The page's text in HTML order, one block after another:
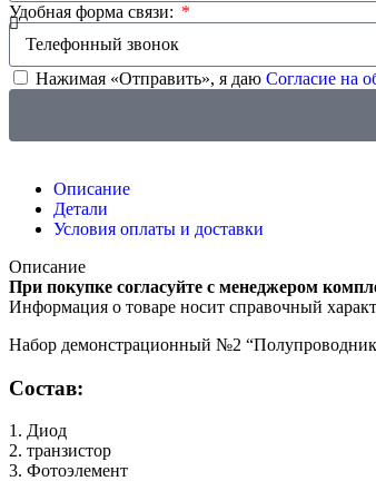
Удобная форма связи:
Нажимая «Отправить», я даю Согласие на
Описание
Детали
Условия оплаты и доставки
Описание
При покупке согласуйте с менеджером
Информация о товаре носит справочный
Набор демонстрационный №2
Состав:
1. Диод
2. транзистор
3. Фотоэлемент